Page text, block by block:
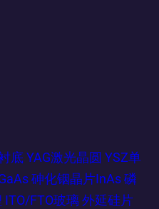
底 YAG激光晶圆 YSZ单
砷化铟晶片InAs 磷
ITO/FTO玻璃 外延硅片